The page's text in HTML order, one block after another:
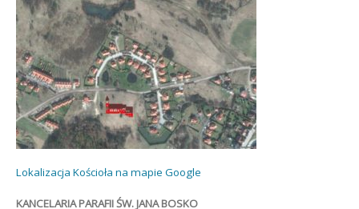
Lokalizacja Kościoła na mapie Google
KANCELARIA PARAFII ŚW. JANA BOSKO